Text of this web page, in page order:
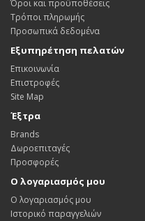
Όροι και προϋποθέσεις
Τρόποι πληρωμής
Προσωπικά δεδομένα
Εξυπηρέτηση πελατών
Επικοινωνία
Επιστροφές
Site Map
Έξτρα
Brands
Δωροεπιταγές
Προσφορές
Ο λογαριασμός μου
Ο λογαριασμός μου
Ιστορικό παραγγελιών